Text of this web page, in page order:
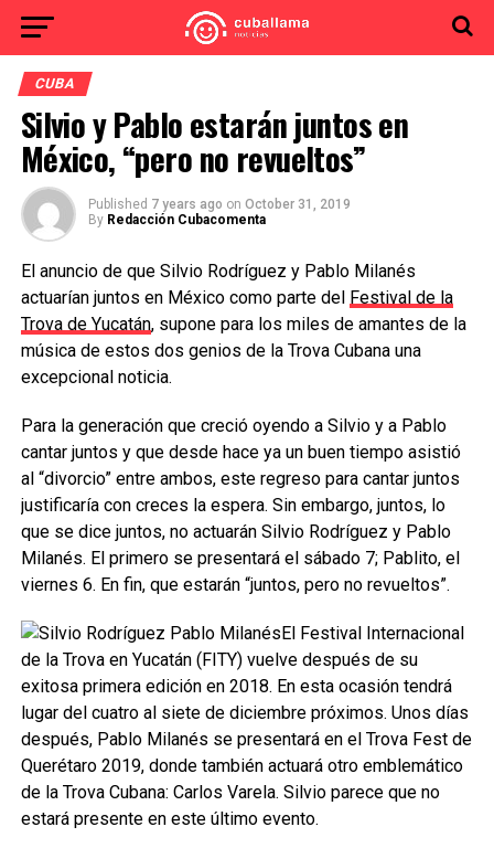
CUBA
Silvio y Pablo estarán juntos en
México, “pero no revueltos”
Published 7 years ago on October 31, 2019
By Redacción Cubacomenta
El anuncio de que Silvio Rodríguez y Pablo Milanés
actuarían juntos en México como parte del Festival de la
Trova de Yucatán, supone para los miles de amantes de la
música de estos dos genios de la Trova Cubana una
excepcional noticia.
Para la generación que creció oyendo a Silvio y a Pablo
cantar juntos y que desde hace ya un buen tiempo asistió
al “divorcio” entre ambos, este regreso para cantar juntos
justificaría con creces la espera. Sin embargo, juntos, lo
que se dice juntos, no actuarán Silvio Rodríguez y Pablo
Milanés. El primero se presentará el sábado 7; Pablito, el
viernes 6. En fin, que estarán “juntos, pero no revueltos”.
El Festival Internacional
de la Trova en Yucatán (FITY) vuelve después de su
exitosa primera edición en 2018. En esta ocasión tendrá
lugar del cuatro al siete de diciembre próximos. Unos días
después, Pablo Milanés se presentará en el Trova Fest de
Querétaro 2019, donde también actuará otro emblemático
de la Trova Cubana: Carlos Varela. Silvio parece que no
estará presente en este último evento.